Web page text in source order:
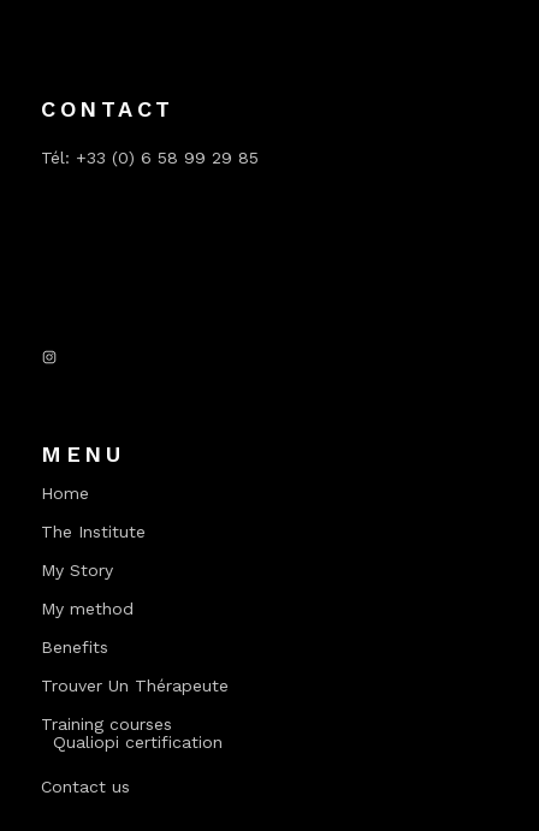
CONTACT
Tél: +33 (0) 6 58 99 29 85
Instagram
MENU
Home
The Institute
My Story
My method
Benefits
Trouver Un Thérapeute
Training courses
Qualiopi certification
Contact us